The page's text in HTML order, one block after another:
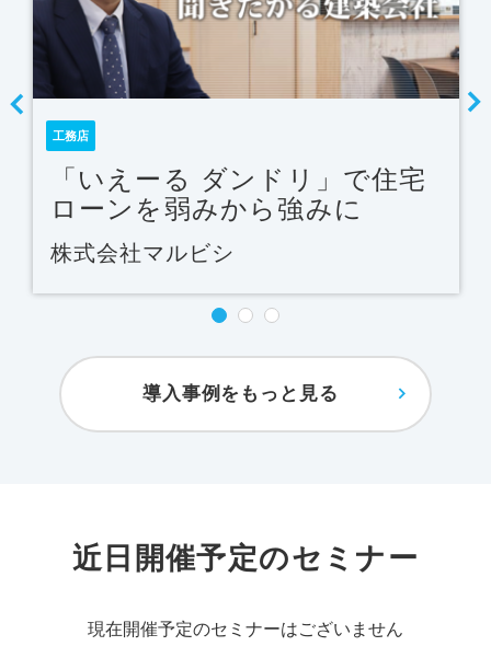
工務店
「いえーる ダンドリ」で住宅
ローンを弱みから強みに
株式会社マルビシ
導入事例をもっと見る
近日開催予定のセミナー
現在開催予定のセミナーはございません